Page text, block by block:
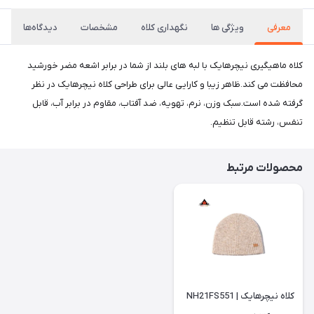
معرفی ویژگی ها نگهداری کلاه مشخصات دیدگاه‌ها
کلاه ماهیگیری نیچرهایک با لبه های بلند از شما در برابر اشعه مضر خورشید
محافظت می کند.ظاهر زیبا و کارایی عالی برای طراحی کلاه نیچرهایک در نظر
گرفته شده است.سبک وزن، نرم، تهویه، ضد آفتاب، مقاوم در برابر آب، قابل
تنفس، رشته قابل تنظیم.
محصولات مرتبط
کلاه نیچرهایک | NH21FS551